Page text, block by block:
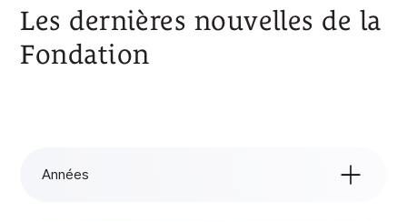
Les dernières nouvelles de la
Fondation
Années